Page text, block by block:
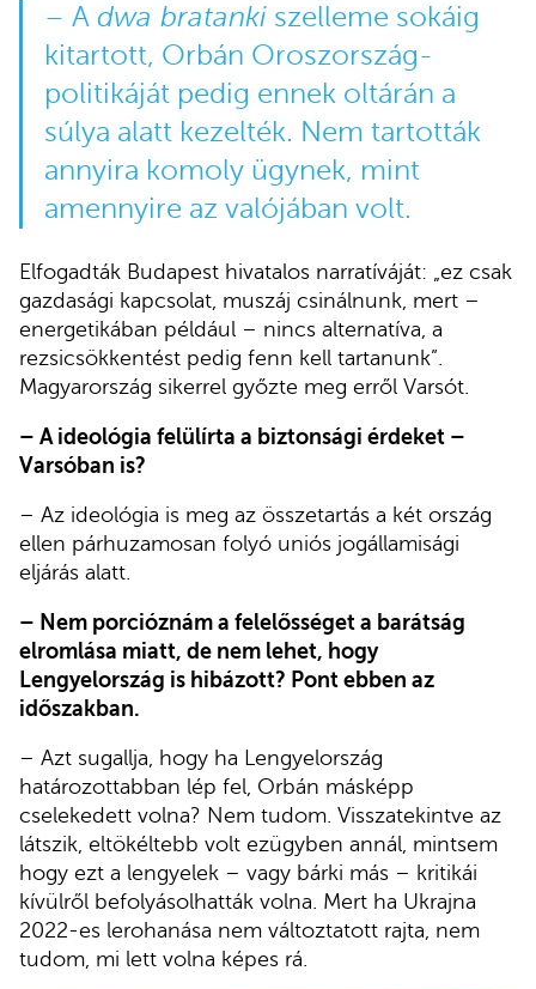
– A dwa bratankiszelleme sokáig
kitartott, Orbán Oroszország-
politikáját pedig ennek oltárán a
súlya alatt kezelték. Nem tartották
annyira komoly ügynek, mint
amennyire az valójában volt.
Elfogadták Budapest hivatalos narratíváját: „ez csak
gazdasági kapcsolat, muszáj csinálnunk, mert –
energetikában például – nincs alternatíva, a
rezsicsökkentést pedig fenn kell tartanunk”.
Magyarország sikerrel győzte meg erről Varsót.
– A ideológia felülírta a biztonsági érdeket –
Varsóban is?
– Az ideológia is meg az összetartás a két ország
ellen párhuzamosan folyó uniós jogállamisági
eljárás alatt.
– Nem porcióznám a felelősséget a barátság
elromlása miatt, de nem lehet, hogy
Lengyelország is hibázott? Pont ebben az
időszakban.
– Azt sugallja, hogy ha Lengyelország
határozottabban lép fel, Orbán másképp
cselekedett volna? Nem tudom. Visszatekintve az
látszik, eltökéltebb volt ezügyben annál, mintsem
hogy ezt a lengyelek – vagy bárki más – kritikái
kívülről befolyásolhatták volna. Mert ha Ukrajna
2022-es lerohanása nem változtatott rajta, nem
tudom, mi lett volna képes rá.